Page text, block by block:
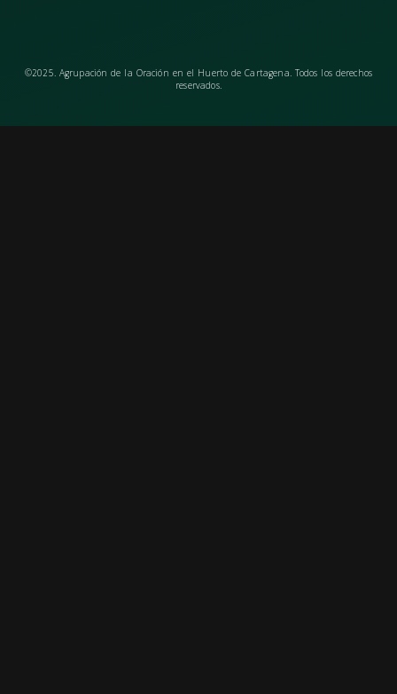
©2025. Agrupación de la Oración en el Huerto de Cartagena. Todos los derechos
reservados.